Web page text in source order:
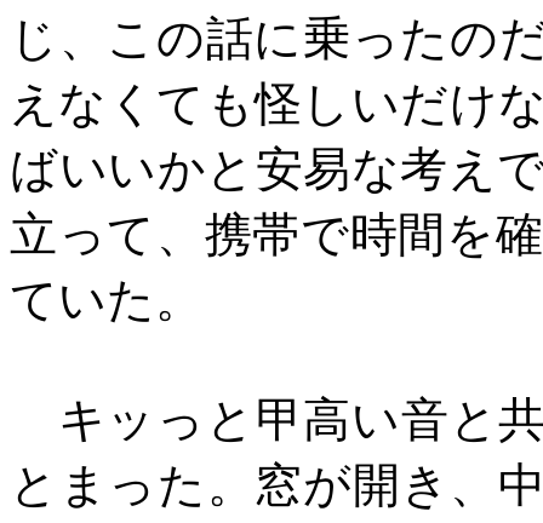
じ、この話に乗ったの
えなくても怪しいだけ
ばいいかと安易な考え
立って、携帯で時間を
ていた。
キッっと甲高い音と
とまった。窓が開き、